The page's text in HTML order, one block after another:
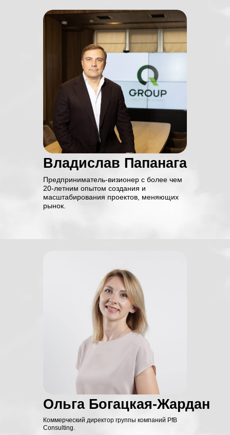
Владислав Папанага
Предприниматель-визионер с более чем
20-летним опытом создания и
масштабирования проектов, меняющих
рынок.
Ольга Богацкая-Жардан
Коммерческий директор группы компаний PfB
Consulting.
После мастер-
класса вы
развивать менеджеров
Какие ошибки мешают
отделу продаж стабильно
выполнять план
Как выстроить процессы,
роли и ответственность в
Как руководителю управлять
продажами без постоянного
ручного контроля